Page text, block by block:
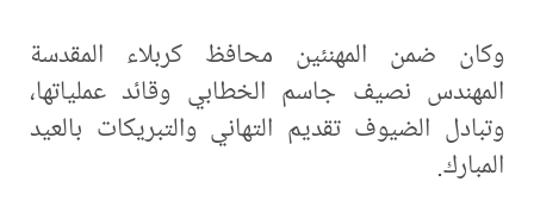
وكان ضمن المهنئين محافظ كربلاء المقدسة
المهندس نصيف جاسم الخطابي وقائد عملياتها،
وتبادل الضيوف تقديم التهاني والتبريكات بالعيد
المبارك.